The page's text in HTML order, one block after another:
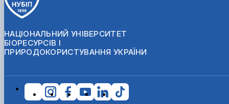
НАЦІОНАЛЬНИЙ УНІВЕРСИТЕТ
БІОРЕСУРСІВ І
ПРИРОДОКОРИСТУВАННЯ УКРАЇНИ